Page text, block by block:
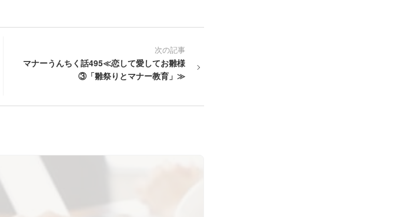
次の記事
マナーうんちく話495≪恋して愛してお雛様
③「雛祭りとマナー教育」≫